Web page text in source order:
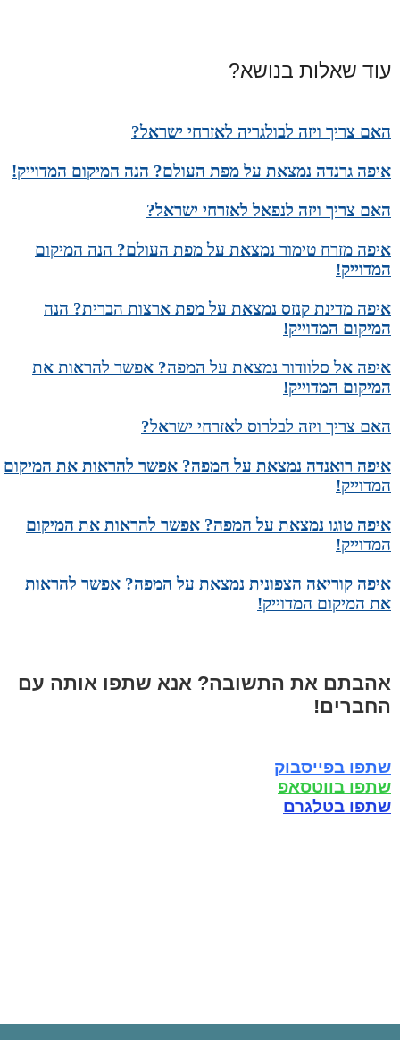
עוד שאלות בנושא?
האם צריך ויזה לבולגריה לאזרחי ישראל?
איפה גרנדה נמצאת על מפת העולם? הנה המיקום המדוייק!
האם צריך ויזה לנפאל לאזרחי ישראל?
איפה מזרח טימור נמצאת על מפת העולם? הנה המיקום
המדוייק!
איפה מדינת קנזס נמצאת על מפת ארצות הברית? הנה
המיקום המדוייק!
איפה אל סלוודור נמצאת על המפה? אפשר להראות את
המיקום המדוייק!
האם צריך ויזה לבלרוס לאזרחי ישראל?
איפה רואנדה נמצאת על המפה? אפשר להראות את המיקום
המדוייק!
איפה טוגו נמצאת על המפה? אפשר להראות את המיקום
המדוייק!
איפה קוריאה הצפונית נמצאת על המפה? אפשר להראות
את המיקום המדוייק!
אהבתם את התשובה? אנא שתפו אותה עם
החברים!
שתפו בפייסבוק
שתפו בווטסאפ
שתפו בטלגרם